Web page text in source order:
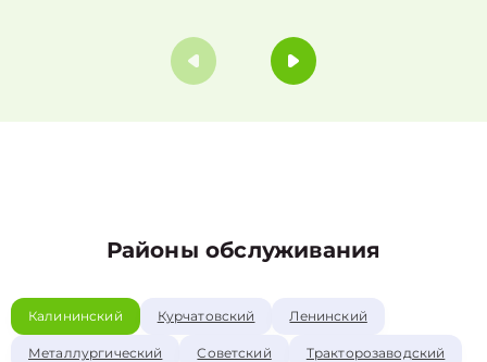
Районы обслуживания
Калининский Курчатовский Ленинский
Металлургический Советский Тракторозаводский